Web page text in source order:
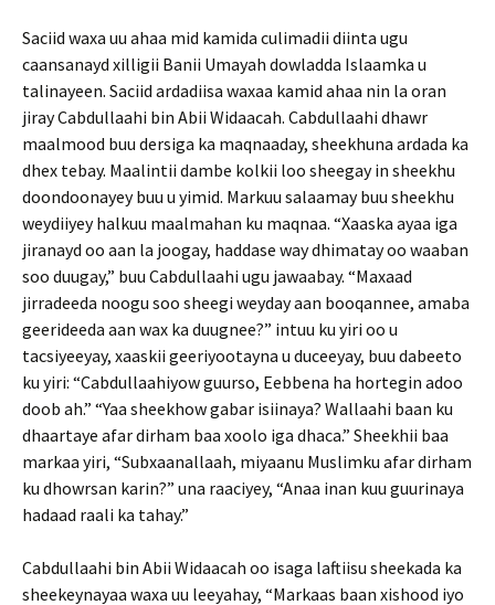
Saciid waxa uu ahaa mid kamida culimadii diinta ugu
caansanayd xilligii Banii Umayah dowladda Islaamka u
talinayeen. Saciid ardadiisa waxaa kamid ahaa nin la oran
jiray Cabdullaahi bin Abii Widaacah. Cabdullaahi dhawr
maalmood buu dersiga ka maqnaaday, sheekhuna ardada ka
dhex tebay. Maalintii dambe kolkii loo sheegay in sheekhu
doondoonayey buu u yimid. Markuu salaamay buu sheekhu
weydiiyey halkuu maalmahan ku maqnaa. “Xaaska ayaa iga
jiranayd oo aan la joogay, haddase way dhimatay oo waaban
soo duugay,” buu Cabdullaahi ugu jawaabay. “Maxaad
jirradeeda noogu soo sheegi weyday aan booqannee, amaba
geerideeda aan wax ka duugnee?” intuu ku yiri oo u
tacsiyeeyay, xaaskii geeriyootayna u duceeyay, buu dabeeto
ku yiri: “Cabdullaahiyow guurso, Eebbena ha hortegin adoo
doob ah.” “Yaa sheekhow gabar isiinaya? Wallaahi baan ku
dhaartaye afar dirham baa xoolo iga dhaca.” Sheekhii baa
markaa yiri, “Subxaanallaah, miyaanu Muslimku afar dirham
ku dhowrsan karin?” una raaciyey, “Anaa inan kuu guurinaya
hadaad raali ka tahay.”
Cabdullaahi bin Abii Widaacah oo isaga laftiisu sheekada ka
sheekeynayaa waxa uu leeyahay, “Markaas baan xishood iyo